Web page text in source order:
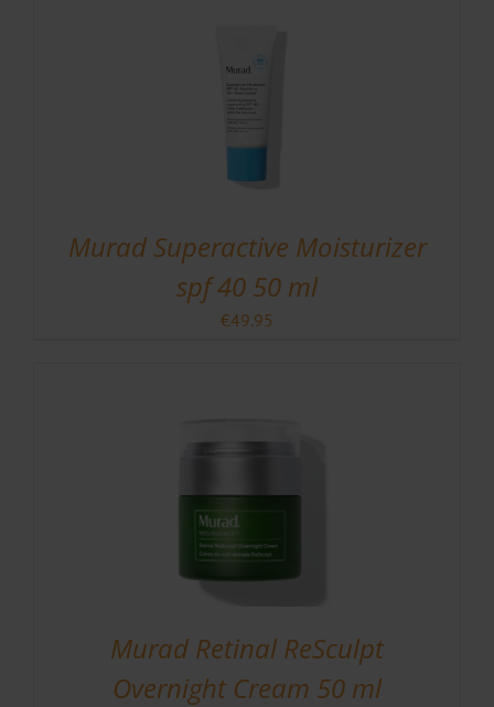
Murad Superactive Moisturizer
spf 40 50 ml
€49.95
Murad Retinal ReSculpt
Overnight Cream 50 ml